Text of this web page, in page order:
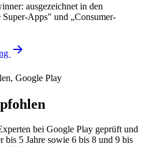
ausgezeichnet in den
Apps" und „Consumer-
bei Google Play geprüft und
bis 5 Jahre sowie 6 bis 8 und 9 bis